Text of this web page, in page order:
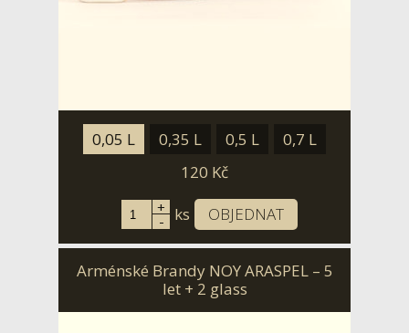
0,05 L 0,35 L 0,5 L
0,7 L
120 Kč
+
- ks OBJEDNAT
Arménské Brandy NOY ARASPEL – 5
let + 2 glass